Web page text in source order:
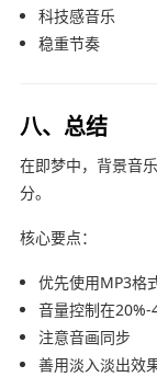
科技感音乐
稳重节奏
八、总结
在即梦中，背景音
分。
核心要点：
优先使用MP3格
音量控制在20%-
注意音画同步
善用淡入淡出效